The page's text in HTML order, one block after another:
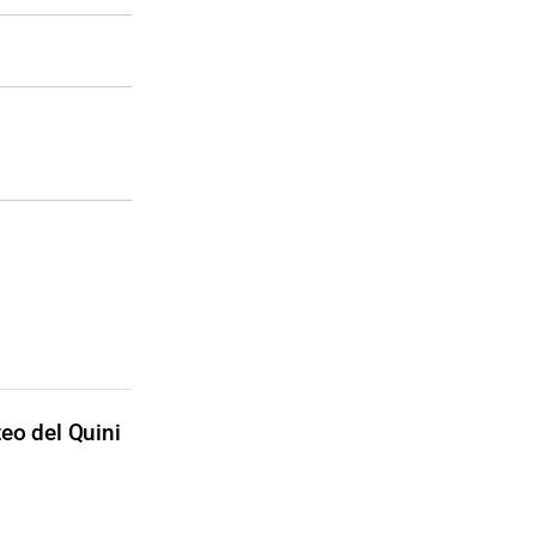
del Quini